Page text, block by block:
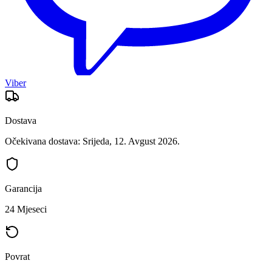
Viber
Dostava
Očekivana dostava: Srijeda, 12. Avgust 2026.
Garancija
24 Mjeseci
Povrat